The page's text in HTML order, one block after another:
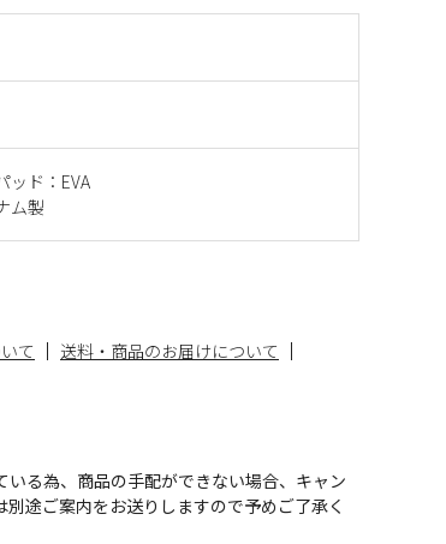
ッド：EVA
ム製
て
送料・商品のお届けについて
る為、商品の手配ができない場合、キャン
途ご案内をお送りしますので予めご了承く